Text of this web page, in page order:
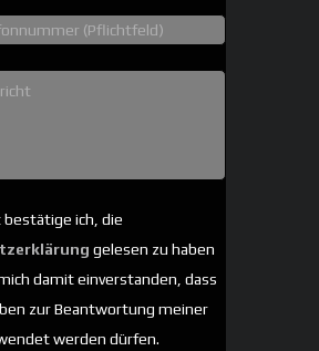
ich, die
gelesen zu haben
damit einverstanden, dass
zur Beantwortung meiner
werden dürfen.